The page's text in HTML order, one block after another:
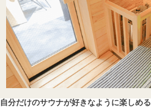
自分だけのサウナが好きなように楽しめる